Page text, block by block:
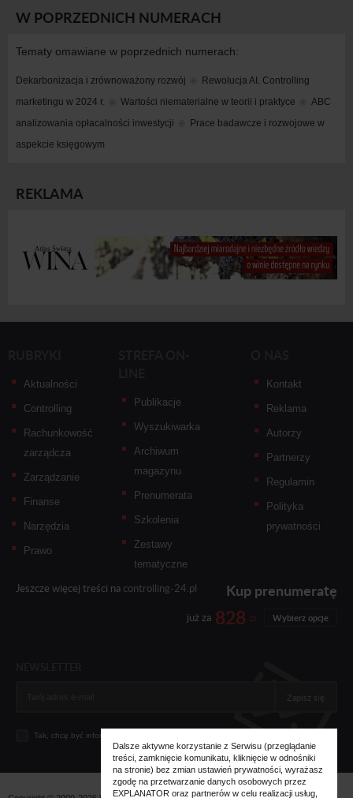
W POPRZEDNICH NUMERACH
Tematy omawiane w poprzednich numerach:
Dekarbonizacja i zrównoważony rozwój
Rewolucja AI. Controlling
marketingu w 2024 r.
Wartości niematerialne w teorii i praktyce
ABC
analizowania opłacalności inwestycji
Prace badawcze i rozwojowe w
aspekcie księgowym
REKLAMA
Aktualności
Controlling
Rachunkowość
zarządcza
Zarządzanie
Finanse
Narzędzia
Prawo
Publikacje
Wyszukiwarka
Archiwum
magazynu
Prenumerata
Szkolenia
Zestawy
tematyczne
Kontakt
Reklama
Autorzy
Partnerzy
Regulamin
Polityka
prywatności
Jeszcze więcej treści na controlling-24.pl Kup prenumeratę
już za 828 zł Wybierz opcje
Zapisz się
Tak, chcę być informowany... (
Dalsze aktywne korzystanie z Serwisu (przeglądanie
treści, zamknięcie komunikatu, kliknięcie w odnośniki
na stronie) bez zmian ustawień prywatności, wyrażasz
zgodę na przetwarzanie danych osobowych przez
EXPLANATOR oraz partnerów w celu realizacji usług,